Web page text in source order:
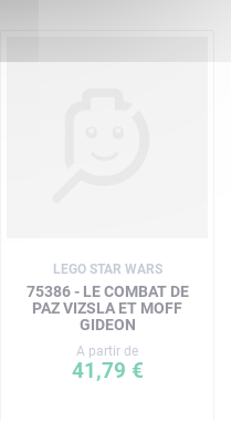
LEGO STAR WARS
75386 - LE COMBAT DE
PAZ VIZSLA ET MOFF
GIDEON
A partir de
41,79 €